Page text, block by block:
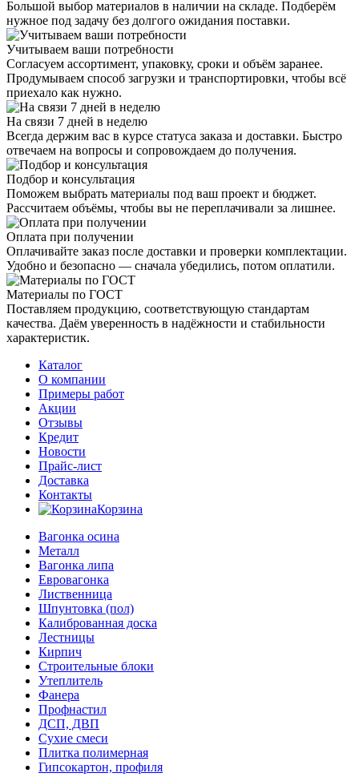
Большой выбор материалов в наличии на складе. Подберём
нужное под задачу без долгого ожидания поставки.
Учитываем ваши потребности
Согласуем ассортимент, упаковку, сроки и объём заранее.
Продумываем способ загрузки и транспортировки, чтобы всё
приехало как нужно.
На связи 7 дней в неделю
Всегда держим вас в курсе статуса заказа и доставки. Быстро
отвечаем на вопросы и сопровождаем до получения.
Подбор и консультация
Поможем выбрать материалы под ваш проект и бюджет.
Рассчитаем объёмы, чтобы вы не переплачивали за лишнее.
Оплата при получении
Оплачивайте заказ после доставки и проверки комплектации.
Удобно и безопасно — сначала убедились, потом оплатили.
Материалы по ГОСТ
Поставляем продукцию, соответствующую стандартам
качества. Даём уверенность в надёжности и стабильности
характеристик.
Каталог
О компании
Примеры работ
Акции
Отзывы
Кредит
Новости
Прайс-лист
Доставка
Контакты
Корзина
Вагонка осина
Металл
Вагонка липа
Евровагонка
Лиственница
Шпунтовка (пол)
Калиброванная доска
Лестницы
Кирпич
Строительные блоки
Утеплитель
Фанера
Профнастил
ДСП, ДВП
Сухие смеси
Плитка полимерная
Гипсокартон, профиля